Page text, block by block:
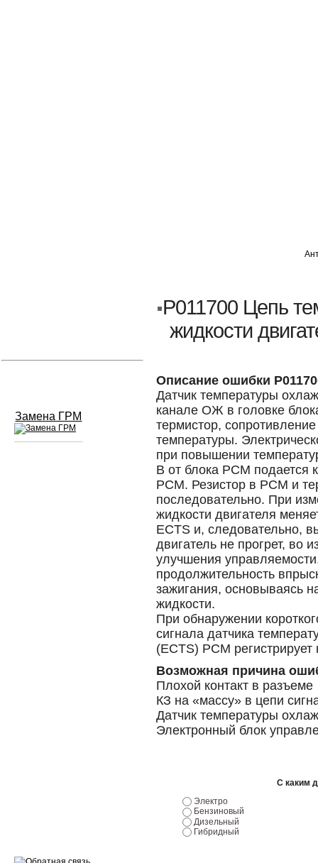
Замена ГРМ
P011700 Цепь
жидкости
Описание ошибки
Датчик температуры
канале ОЖ в головке
термистор,
температуры.
при повышении
В от блока PCM подается
PCM. Резистор в PCM и
последовательно. При
жидкости двигателя
ECTS и, следовательно,
двигатель не прогрет, во
улучшения
продолжительность
зажигания, основываясь
жидкости.
При обнаружении
сигнала датчика
(ECTS) PCM
Возможная причина
Плохой контакт в разъеме
КЗ на «массу» в цепи
Датчик температуры
Электронный блок
С каким
Электро
Бензиновый
Дизельный
Гибридный